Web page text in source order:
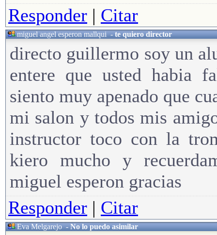
Responder | Citar
miguel angel esperon mallqui-te quiero director
directo guillermo soy un
entere que usted habia
siento muy apenado que
mi salon y todos mis
instructor toco con la
kiero mucho y
miguel esperon gracias
Responder | Citar
Eva Melgarejo-No lo puedo asimilar